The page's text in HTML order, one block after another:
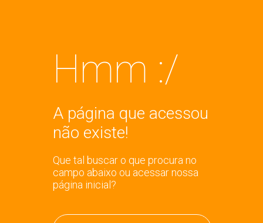
Hmm :/
A página que acessou
não existe!
Que tal buscar o que procura no
campo abaixo ou acessar nossa
página inicial?